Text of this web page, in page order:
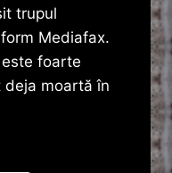
trupul
Mediafax.
foarte
moartă în